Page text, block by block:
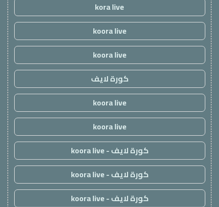
kora live
koora live
koora live
كورة لايف
koora live
koora live
كورة لايف - koora live
كورة لايف - koora live
كورة لايف - koora live